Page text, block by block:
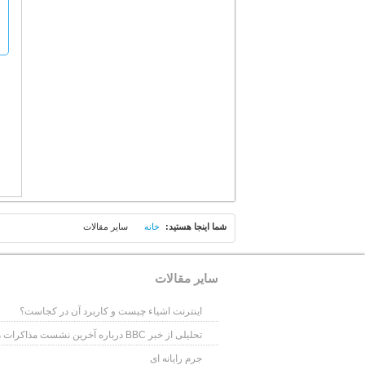
شما اينجا هستيد: خانه سایر مقالات
سایر مقالات
اینترنت اشیاء چیست و کاربرد آن در کجاست؟
تحلیلی از خبر BBC درباره آخرین نشست مذاکرات هسته ای در سوم آذر ماه 1393
جرم رایانه ای